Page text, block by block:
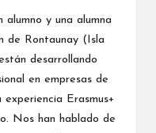
y una alumna
de Rontaunay (Isla
desarrollando
en empresas de
Erasmus+
Nos han hablado de